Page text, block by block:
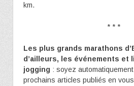
km.
* * *
Les plus grands marathons
d’ailleurs, les événements et
jogging : soyez
prochains articles publiés en